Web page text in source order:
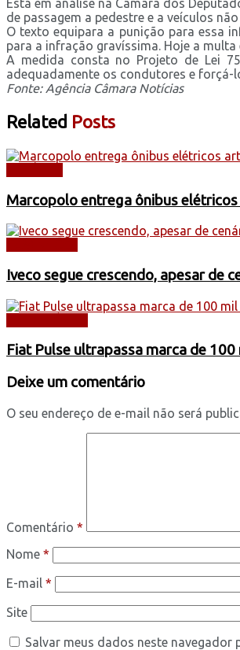
Está em análise na Câmara dos
de passagem a pedestre e a veículos
O texto equipara a punição para essa
para a infração gravíssima. Hoje a
A medida consta no Projeto de Lei
adequadamente os condutores e
Fonte: Agência Câmara Notícias
Related Posts
Marcopolo entrega ônibus
Iveco segue crescendo, apesar de
Fiat Pulse ultrapassa marca de
Deixe um comentário
O seu endereço de e-mail não será
Comentário *
Nome *
E-mail *
Site
Salvar meus dados neste navegador